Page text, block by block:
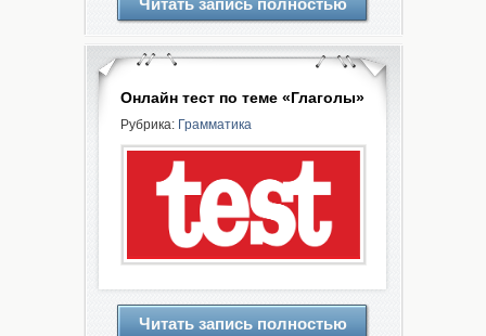
Онлайн тест по теме «Глаголы»
Рубрика: Грамматика
Читать запись полностью